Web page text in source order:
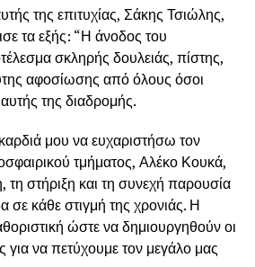
της επιτυχίας, Σάκης Τσιώλης,
τα εξής: “Η άνοδος του
σκληρής δουλειάς, πίστης,
αφοσίωσης από όλους όσοι
της διαδρομής.
μου να ευχαριστήσω τον
τμήματος, Αλέκο Κουκά,
τη στήριξη και τη συνεχή παρουσία
σε κάθε στιγμή της χρονιάς. Η
ώστε να δημιουργηθούν οι
για να πετύχουμε τον μεγάλο μας